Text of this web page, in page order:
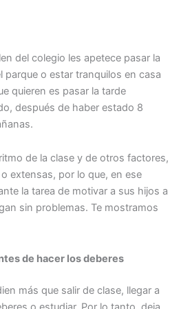
del colegio les apetece pasar la
parque o estar tranquilos en casa
quieren es pasar la tarde
después de haber estado 8
de la clase y de otros factores,
extensas, por lo que, en ese
la tarea de motivar a sus hijos a
sin problemas. Te mostramos
de hacer los deberes
más que salir de clase, llegar a